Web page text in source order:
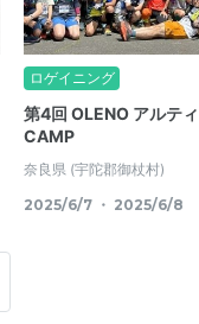
ロゲイニング
第4回 OLENO アルテ
CAMP
奈良県 (宇陀郡御杖村)
2025/6/7 ・ 2025/6/8